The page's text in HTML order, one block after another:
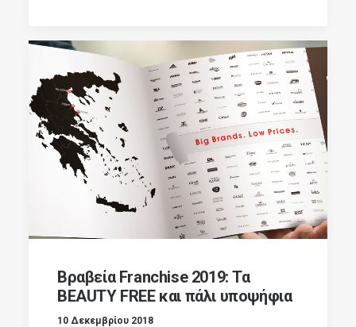
Βραβεία Franchise 2019: Τα
BEAUTY FREE και πάλι υποψήφια
10 Δεκεμβρίου 2018